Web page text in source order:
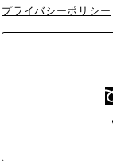
プライバシーポリシー